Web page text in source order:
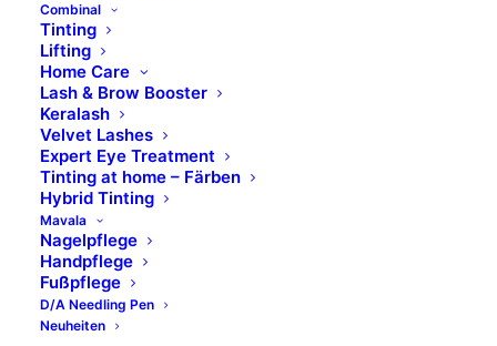
Combinal
Tinting
Lifting
Home Care
Lash & Brow Booster
Keralash
Velvet Lashes
Expert Eye Treatment
Tinting at home – Färben
Hybrid Tinting
Mavala
Nagelpflege
Handpflege
Fußpflege
D/A Needling Pen
Neuheiten
POLYETHYLENE, TRIMETHYLOLPROPANE
TRIISOSTEARATE, CERA ALBA, POLYGLYCERYL-2
DIISOSTEARATE, BUTYROSPERMUM PARKII
BUTTER, GLYCERYL ROSINATE, MICA, SILICA,
SOYBEAN GLYCERIDES, COPERNICIA CERIFERA
CERA, BUTYROSPERMUM PARKII BUTTER
UNSAPONIFIABLES, OLEA EUROPAEA OIL
UNSAPONIFIABLES, COCOGLYCERIDES, 1,2-
HEXANEDIOL, CAPRYLYL GLYCOL, ARGANIA
SPINOSA KERNEL OIL, ETHYL VANILLIN,
HELIANTHUS ANNUUS SEED OIL, ROSA MOSCHATA
SEED OIL, PRUNUS ARMENIACA KERNEL OIL,